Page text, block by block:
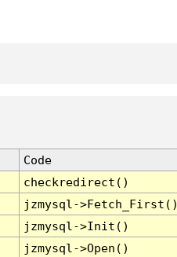
Code
checkredirect()
jzmysql-
jzmysql->Init()
jzmysql->Open()